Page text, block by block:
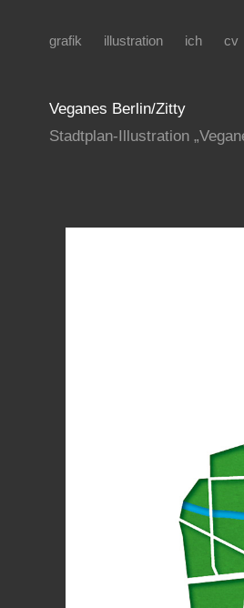
grafik illustration ich cv
Veganes Berlin/Zitty
Stadtplan-Illustration